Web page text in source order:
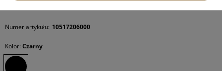
Numer artykułu: 10517206000
Kolor: Czarny